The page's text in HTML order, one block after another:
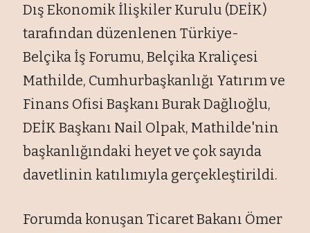
Dış Ekonomik İlişkiler Kurulu (DEİK)
tarafından düzenlenen Türkiye-
Belçika İş Forumu, Belçika Kraliçesi
Mathilde, Cumhurbaşkanlığı Yatırım ve
Finans Ofisi Başkanı Burak Dağlıoğlu,
DEİK Başkanı Nail Olpak, Mathilde'nin
başkanlığındaki heyet ve çok sayıda
davetlinin katılımıyla gerçekleştirildi.
Forumda konuşan Ticaret Bakanı Ömer